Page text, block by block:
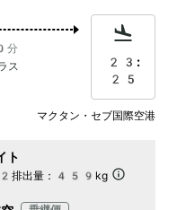
分
ス
23:
25
マクタン・セブ国際空港
ト
排出量： 459kg